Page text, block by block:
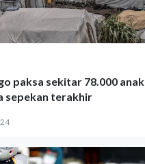
paksa sekitar 78.000 anak
sepekan terakhir